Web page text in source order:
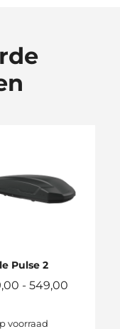
Pulse 2
- 549,00
voorraad